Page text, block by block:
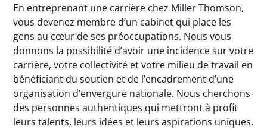
En entreprenant une carrière chez Miller Thomson,
vous devenez membre d’un cabinet qui place les
gens au cœur de ses préoccupations. Nous vous
donnons la possibilité d’avoir une incidence sur votre
carrière, votre collectivité et votre milieu de travail en
bénéficiant du soutien et de l’encadrement d’une
organisation d’envergure nationale. Nous cherchons
des personnes authentiques qui mettront à profit
leurs talents, leurs idées et leurs aspirations uniques.